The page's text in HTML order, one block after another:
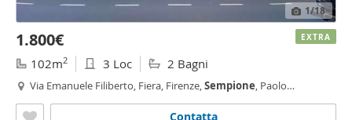
1/18
1.800€
102m2 3 Loc 2 Bagni
Via Emanuele Filiberto, Fiera, Firenze,Sempione, Paolo
Contatta
EXTRA